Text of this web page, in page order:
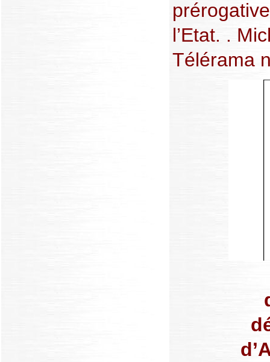
l’Etat. .
Télérama